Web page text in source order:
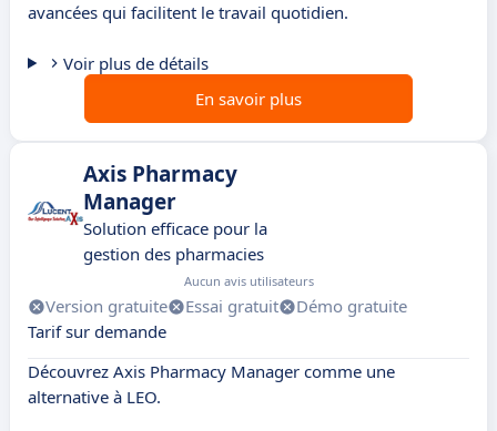
avancées qui facilitent le travail quotidien.
Voir plus de détails
En savoir plus
Axis Pharmacy
Manager
Solution efficace pour la
gestion des pharmacies
Aucun avis utilisateurs
Version gratuite Essai gratuit
Démo gratuite
Tarif sur demande
Découvrez Axis Pharmacy Manager comme une
alternative à LEO.